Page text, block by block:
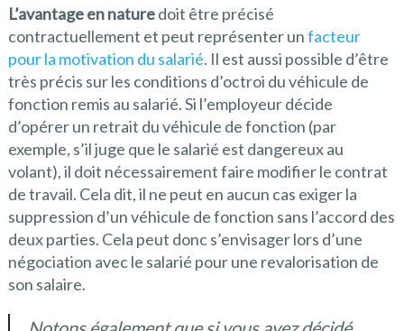
L’avantage en naturedoit être précisé
contractuellement et peut représenter unfacteur
pour la motivation du salarié. Il est aussi possible d’être
très précis sur les conditions d’octroi du véhicule de
fonction remis au salarié. Si l’employeur décide
d’opérer un retrait du véhicule de fonction (par
exemple, s’il juge que le salarié est dangereux au
volant), il doit nécessairement faire modifier le contrat
de travail. Cela dit, il ne peut en aucun cas exiger la
suppression d’un véhicule de fonction sans l’accord des
deux parties. Cela peut donc s’envisager lors d’une
négociation avec le salarié pour une revalorisation de
son salaire.